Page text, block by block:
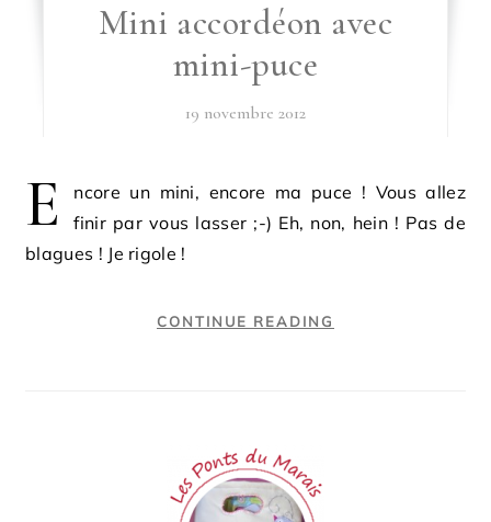
Mini accordéon avec
mini-puce
19 novembre 2012
E
ncore un mini, encore ma puce ! Vous allez
finir par vous lasser ;-) Eh, non, hein ! Pas de
blagues ! Je rigole !
CONTINUE READING